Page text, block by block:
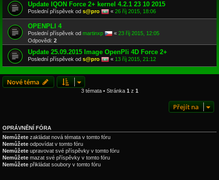
Update IQON Force 2+ kernel 4.2.1 23 10 2015
Poslední příspěvek od s@pro « 26 říj 2015, 18:06
OPENPLI 4
Poslední příspěvek od martinxp « 23 říj 2015, 12:05
Odpovědi: 2
Update 25.09.2015 Image OpenPli 4D Force 2+
Poslední příspěvek od s@pro « 13 říj 2015, 21:12
Nové téma
3 témata • Stránka 1 z 1
Přejít na
OPRÁVNĚNÍ FÓRA
Nemůžete zakládat nová témata v tomto fóru
Nemůžete odpovídat v tomto fóru
Nemůžete upravovat své příspěvky v tomto fóru
Nemůžete mazat své příspěvky v tomto fóru
Nemůžete přikládat soubory v tomto fóru